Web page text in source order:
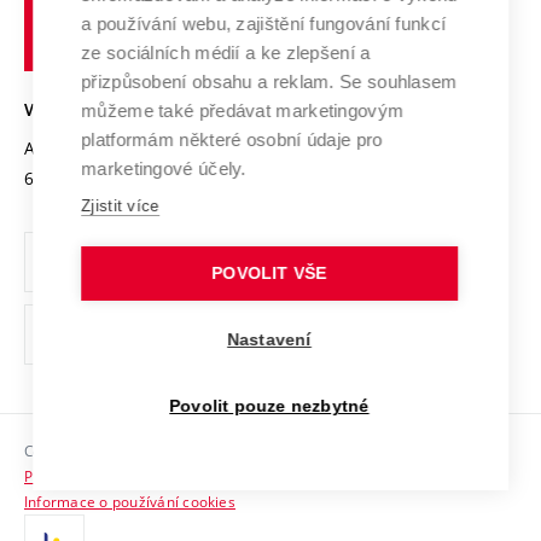
Transfer znalostí
Open Science
Projekty
Projekty ze strukturálních fondů
Specifický výzkum
Služby univerzity
Mezinárodní dohody
Univerzitní sítě
Podnikavá univerzita / ContriBUTe
Bezpečná univerzita
Vyznamenání
Organizační struktura
Ochrana osobních údajů
odkaz)
Sociální bezpečí
HR Award
učení
technické
VYSOKÉ UČENÍ TECHNICKÉ V BRNĚ
Antonínská 548/1
602 00 Brno
www.vut.cz
vut@vutbr.cz
Copyright © 2026 VUT
Prohlášení o přístupnosti
Informace o používání cookies
a používání webu, zajištění fungování funkcí
ze sociálních médií a ke zlepšení a
přizpůsobení obsahu a reklam. Se souhlasem
můžeme také předávat marketingovým
platformám některé osobní údaje pro
marketingové účely.
Zjistit více
POVOLIT VŠE
Nastavení
Povolit pouze nezbytné